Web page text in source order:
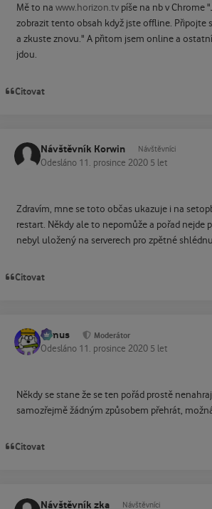
Mě to na www.horizon.tvpíše na nb v Chrome "
zobrazit tento obsah když jste offline. Připojte
a zkuste znovu." A přitom jsem online a
jdou.
Citovat
Návštěvník Korwin Návštěvníci
Odesláno 11. prosince 2020 5 let
Zdravím, mne se toto občas ukazuje i na
restart. Někdy ale to nepomůže a pořad nejde
nebyl uložený na serverech pro zpětné
Citovat
tomus Moderátor
Odesláno 11. prosince 2020 5 let
Někdy se stane že se ten pořád prostě
samozřejmě žádným způsobem přehrát,
Citovat
Návštěvník zka Návštěvníci